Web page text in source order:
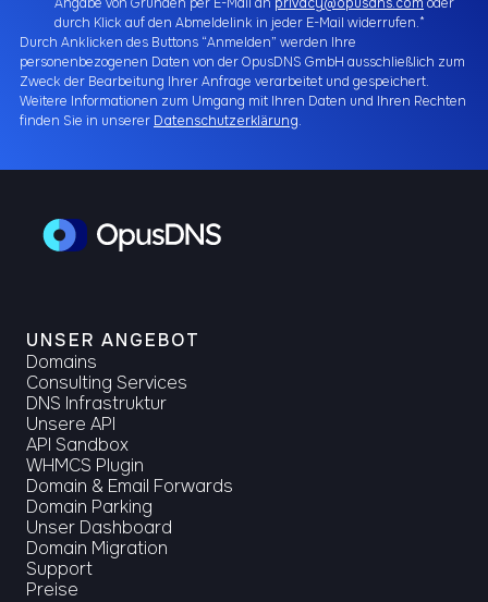
durch Klick auf den Abmeldelink in jeder E-Mail widerrufen.*
Durch Anklicken des Buttons “Anmelden” werden Ihre
personenbezogenen Daten von der OpusDNS GmbH ausschließlich zum
Zweck der Bearbeitung Ihrer Anfrage verarbeitet und gespeichert.
Weitere Informationen zum Umgang mit Ihren Daten und Ihren Rechten
finden Sie in unserer Datenschutzerklärung.
UNSER ANGEBOT
Domains
Consulting Services
DNS Infrastruktur
Unsere API
API Sandbox
WHMCS Plugin
Domain & Email Forwards
Domain Parking
Unser Dashboard
Domain Migration
Support
Preise